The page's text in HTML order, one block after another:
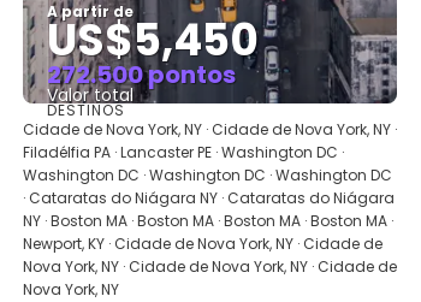
A partir de
US$5,450
272.500 pontos
Valor total
Saiba mais
DESTINOS
Cidade de Nova York, NY · Cidade de Nova York, NY ·
Filadélfia PA · Lancaster PE · Washington DC ·
Washington DC · Washington DC · Washington DC
· Cataratas do Niágara NY · Cataratas do Niágara
NY · Boston MA · Boston MA · Boston MA · Boston MA ·
Newport, KY · Cidade de Nova York, NY · Cidade de
Nova York, NY · Cidade de Nova York, NY · Cidade de
Nova York, NY